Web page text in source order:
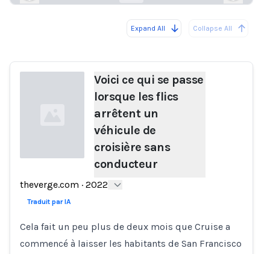
Expand All Collapse All
Loading...
Voici ce qui se passe
lorsque les flics
arrêtent un
véhicule de
croisière sans
conducteur
theverge.com · 2022
Traduit par IA
Cela fait un peu plus de deux mois que Cruise a
commencé à laisser les habitants de San Francisco